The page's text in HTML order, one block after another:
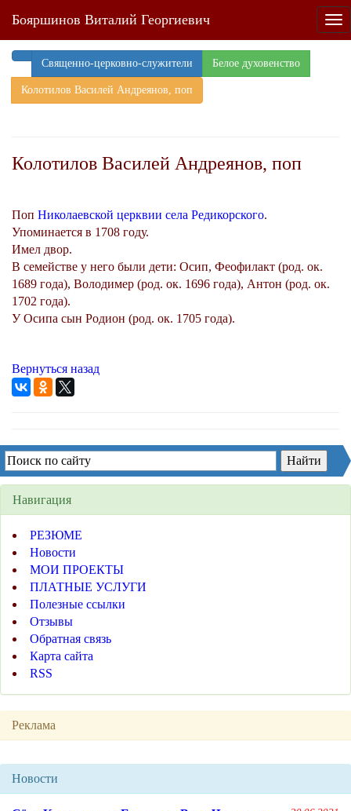
Бояршинов Виталий Георгиевич
Священно-церковно-служители Белое духовенство
Колотилов Василей Андреянов, поп
Колотилов Василей Андреянов, поп
Поп Николаевской церквии села Редикорского.
Упоминается в 1708 году.
Имел двор.
В семействе у него были дети: Осип, Феофилакт (род. ок.
1689 года), Володимер (род. ок. 1696 года), Антон (род. ок.
1702 года).
У Осипа сын Родион (род. ок. 1705 года).
Вернуться назад
Навигация
РЕЗЮМЕ
Новости
МОИ ПРОЕКТЫ
ПЛАТНЫЕ УСЛУГИ
Полезные ссылки
Отзывы
Обратная связь
Карта сайта
RSS
Реклама
Новости